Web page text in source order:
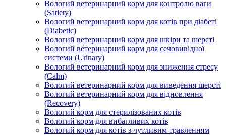
Вологий ветеринарний корм для контролю ваги
(Satiety)
Вологий ветеринарний корм для котів при діабеті
(Diabetic)
Вологий ветеринарний корм для шкіри та шерсті
Вологий ветеринарний корм для сечовивідної
системи (Urinary)
Вологий ветеринарний корм для зниження стресу
(Calm)
Вологий ветеринарний корм для виведення шерсті
Вологий ветеринарний корм для відновлення
(Recovery)
Вологий корм для стерилізованих котів
Вологий корм для вибагливих котів
Вологий корм для котів з чутливим травленням